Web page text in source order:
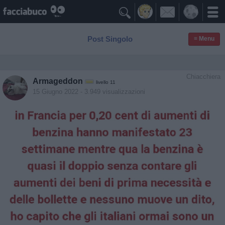

Post Singolo ≡ Menu
Chiacchiera
Armageddon livello 11
15 Giugno 2022 - 3.949 visualizzazioni